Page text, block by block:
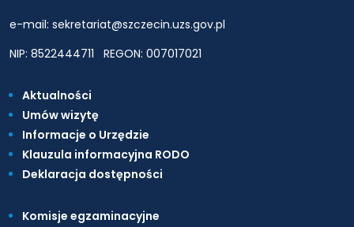
e-mail: sekretariat@szczecin.uzs.gov.pl
NIP: 8522444711
REGON: 007017021
Aktualności
Umów wizytę
Informacje o Urzędzie
Klauzula informacyjna RODO
Deklaracja dostępności
Komisje egzaminacyjne